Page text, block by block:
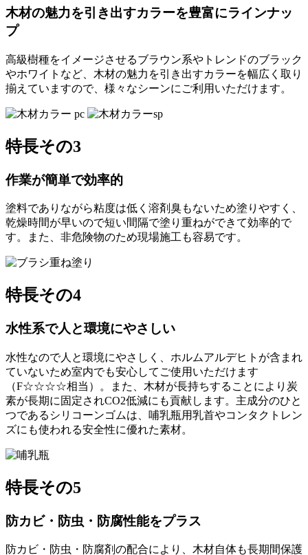
木材の魅力を引き出すカラーを豊富にラインナッ
プ
高級樹種をイメージさせるブラウン系やトレンドのブラック
やホワイトなど、木材の魅力を引き出すカラーを幅広く取り
揃えていますので、様々なシーンにご利用いただけます。
特長その3
作業が簡単で効率的
塗料でありながら粘度は低く溶剤臭もないため塗りやすく、
乾燥時間が早いので短い間隔で塗り重ねができて効率的で
す。また、非危険物のため現場施工も容易です。
特長その4
水性系で人と環境にやさしい
水性なので人と環境にやさしく、ホルムアルデヒトが含まれ
ていないため室内でも安心してご使用いただけます
（F☆☆☆☆相当）。また、木材が長持ちすることにより炭
素が長期に固定されCO2低減にも貢献します。主成分のひと
つであるシリコーンゴムは、哺乳瓶用乳首やコンタクトレン
ズにも使われる安全性に優れた素材。
特長その5
防カビ・防虫・防腐性能をプラス
防カビ・防虫・防腐剤の配合により、木材自体も長期間保護